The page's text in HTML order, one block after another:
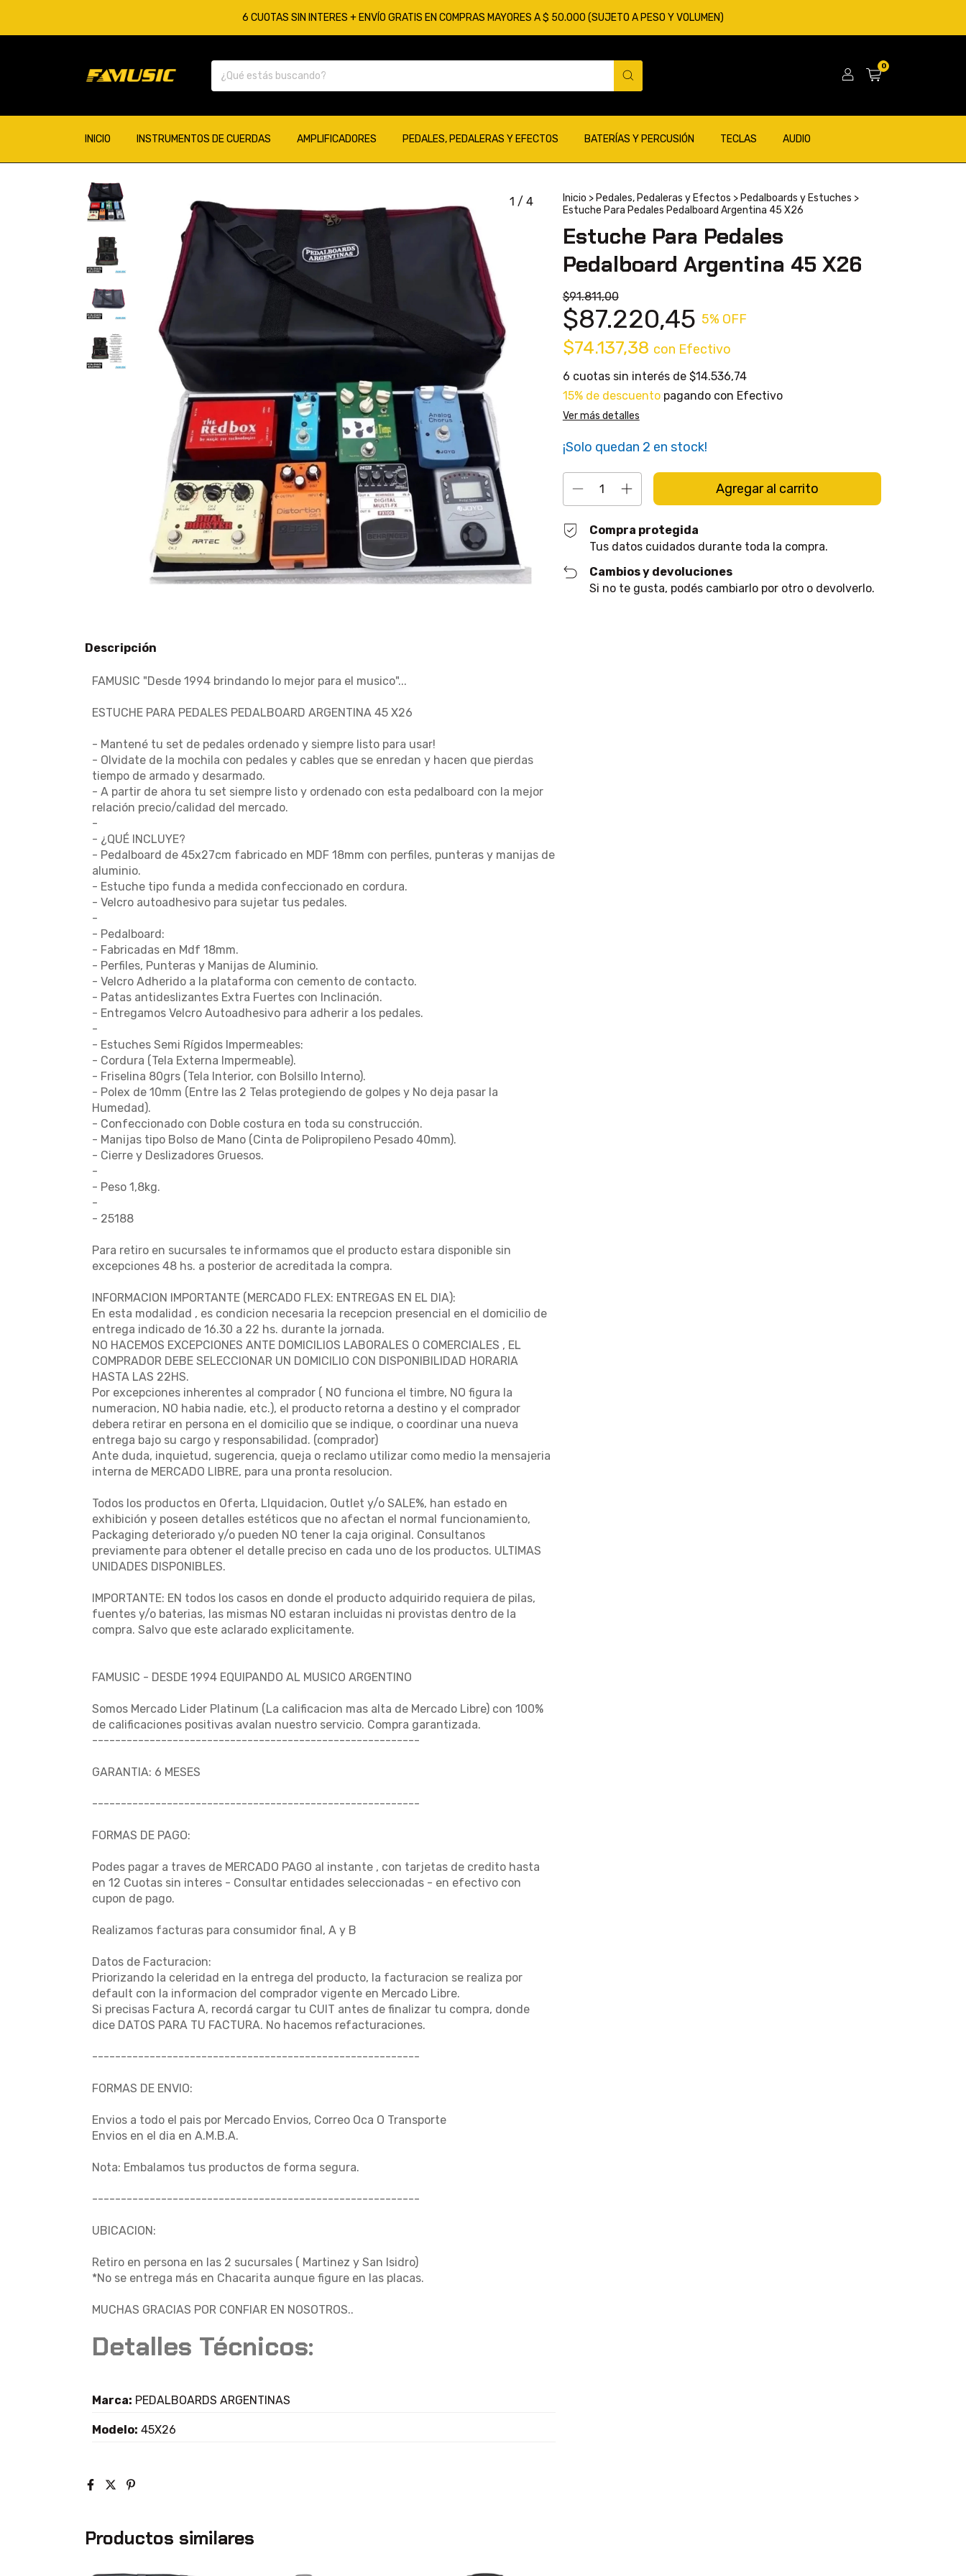
6 CUOTAS SIN INTERES + ENVÍO GRATIS EN COMPRAS MAYORES A $ 50.000 (SUJETO A PESO Y VOLUMEN)
0
INICIO INSTRUMENTOS DE CUERDAS AMPLIFICADORES PEDALES, PEDALERAS Y EFECTOS BATERÍAS Y PERCUSIÓN TECLAS AUDIO
1 / 4 Inicio > Pedales, Pedaleras y Efectos > Pedalboards y Estuches >
Estuche Para Pedales Pedalboard Argentina 45 X26
Estuche Para Pedales
Pedalboard Argentina 45 X26
$91.811,00
$87.220,45 5% OFF
$74.137,38 con Efectivo
6 cuotas sin interés de $14.536,74
15% de descuentopagando con Efectivo
Ver más detalles
¡Solo quedan 2 en stock!
Compra protegida
Tus datos cuidados durante toda la compra.
Cambios y devoluciones
Si no te gusta, podés cambiarlo por otro o devolverlo.
Descripción
FAMUSIC "Desde 1994 brindando lo mejor para el musico"...
ESTUCHE PARA PEDALES PEDALBOARD ARGENTINA 45 X26
- Mantené tu set de pedales ordenado y siempre listo para usar!
- Olvidate de la mochila con pedales y cables que se enredan y hacen que pierdas
tiempo de armado y desarmado.
- A partir de ahora tu set siempre listo y ordenado con esta pedalboard con la mejor
relación precio/calidad del mercado.
-
- ¿QUÉ INCLUYE?
- Pedalboard de 45x27cm fabricado en MDF 18mm con perfiles, punteras y manijas de
aluminio.
- Estuche tipo funda a medida confeccionado en cordura.
- Velcro autoadhesivo para sujetar tus pedales.
-
- Pedalboard:
- Fabricadas en Mdf 18mm.
- Perfiles, Punteras y Manijas de Aluminio.
- Velcro Adherido a la plataforma con cemento de contacto.
- Patas antideslizantes Extra Fuertes con Inclinación.
- Entregamos Velcro Autoadhesivo para adherir a los pedales.
-
- Estuches Semi Rígidos Impermeables:
- Cordura (Tela Externa Impermeable).
- Friselina 80grs (Tela Interior, con Bolsillo Interno).
- Polex de 10mm (Entre las 2 Telas protegiendo de golpes y No deja pasar la
Humedad).
- Confeccionado con Doble costura en toda su construcción.
- Manijas tipo Bolso de Mano (Cinta de Polipropileno Pesado 40mm).
- Cierre y Deslizadores Gruesos.
-
- Peso 1,8kg.
-
- 25188
Para retiro en sucursales te informamos que el producto estara disponible sin
excepciones 48 hs. a posterior de acreditada la compra.
INFORMACION IMPORTANTE (MERCADO FLEX: ENTREGAS EN EL DIA):
En esta modalidad , es condicion necesaria la recepcion presencial en el domicilio de
entrega indicado de 16.30 a 22 hs. durante la jornada.
NO HACEMOS EXCEPCIONES ANTE DOMICILIOS LABORALES O COMERCIALES , EL
COMPRADOR DEBE SELECCIONAR UN DOMICILIO CON DISPONIBILIDAD HORARIA
HASTA LAS 22HS.
Por excepciones inherentes al comprador ( NO funciona el timbre, NO figura la
numeracion, NO habia nadie, etc.), el producto retorna a destino y el comprador
debera retirar en persona en el domicilio que se indique, o coordinar una nueva
entrega bajo su cargo y responsabilidad. (comprador)
Ante duda, inquietud, sugerencia, queja o reclamo utilizar como medio la mensajeria
interna de MERCADO LIBRE, para una pronta resolucion.
Todos los productos en Oferta, LIquidacion, Outlet y/o SALE%, han estado en
exhibición y poseen detalles estéticos que no afectan el normal funcionamiento,
Packaging deteriorado y/o pueden NO tener la caja original. Consultanos
previamente para obtener el detalle preciso en cada uno de los productos. ULTIMAS
UNIDADES DISPONIBLES.
IMPORTANTE: EN todos los casos en donde el producto adquirido requiera de pilas,
fuentes y/o baterias, las mismas NO estaran incluidas ni provistas dentro de la
compra. Salvo que este aclarado explicitamente.
FAMUSIC - DESDE 1994 EQUIPANDO AL MUSICO ARGENTINO
Somos Mercado Lider Platinum (La calificacion mas alta de Mercado Libre) con 100%
de calificaciones positivas avalan nuestro servicio. Compra garantizada.
---------------------------------------------------------
GARANTIA: 6 MESES
---------------------------------------------------------
FORMAS DE PAGO:
Podes pagar a traves de MERCADO PAGO al instante , con tarjetas de credito hasta
en 12 Cuotas sin interes - Consultar entidades seleccionadas - en efectivo con
cupon de pago.
Realizamos facturas para consumidor final, A y B
Datos de Facturacion:
Priorizando la celeridad en la entrega del producto, la facturacion se realiza por
default con la informacion del comprador vigente en Mercado Libre.
Si precisas Factura A, recordá cargar tu CUIT antes de finalizar tu compra, donde
dice DATOS PARA TU FACTURA. No hacemos refacturaciones.
---------------------------------------------------------
FORMAS DE ENVIO:
Envios a todo el pais por Mercado Envios, Correo Oca O Transporte
Envios en el dia en A.M.B.A.
Nota: Embalamos tus productos de forma segura.
---------------------------------------------------------
UBICACION:
Retiro en persona en las 2 sucursales ( Martinez y San Isidro)
*No se entrega más en Chacarita aunque figure en las placas.
MUCHAS GRACIAS POR CONFIAR EN NOSOTROS..
Detalles Técnicos:
Marca: PEDALBOARDS ARGENTINAS
Modelo: 45X26
Productos similares